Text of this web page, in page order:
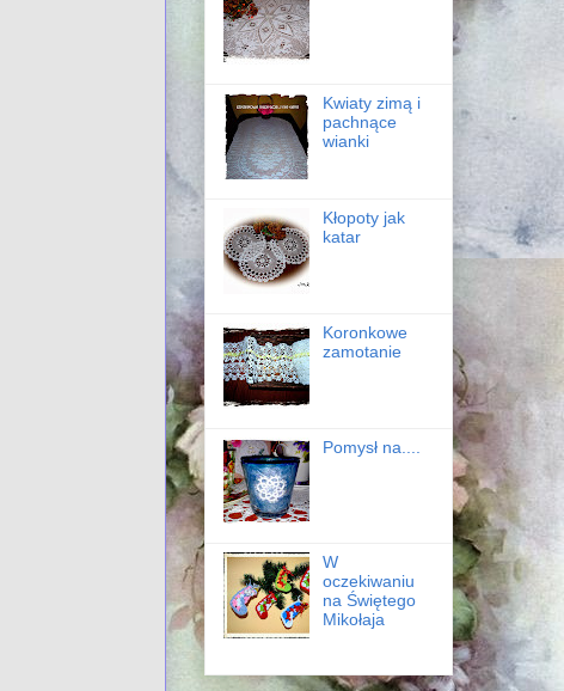
Kwiaty zimą i
pachnące
wianki
Kłopoty jak
katar
Koronkowe
zamotanie
Pomysł na....
W
oczekiwaniu
na Świętego
Mikołaja